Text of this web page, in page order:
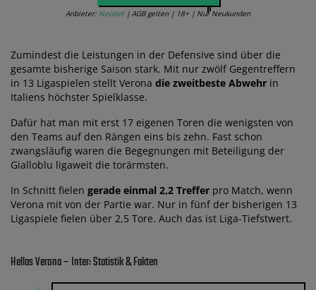
Anbieter: Neobet | AGB gelten | 18+ | Nur Neukunden
Zumindest die Leistungen in der Defensive sind über die
gesamte bisherige Saison stark. Mit nur zwölf Gegentreffern
in 13 Ligaspielen stellt Verona die zweitbeste Abwehr in
Italiens höchster Spielklasse.
Dafür hat man mit erst 17 eigenen Toren die wenigsten von
den Teams auf den Rängen eins bis zehn. Fast schon
zwangsläufig waren die Begegnungen mit Beteiligung der
Gialloblu ligaweit die torärmsten.
In Schnitt fielen gerade einmal 2,2 Treffer pro Match, wenn
Verona mit von der Partie war. Nur in fünf der bisherigen 13
Ligaspiele fielen über 2,5 Tore. Auch das ist Liga-Tiefstwert.
Hellas Verona – Inter: Statistik & Fakten